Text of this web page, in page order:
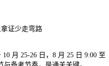
证少走弯路
月 25-26 日，8 月 25 日 9:00 至